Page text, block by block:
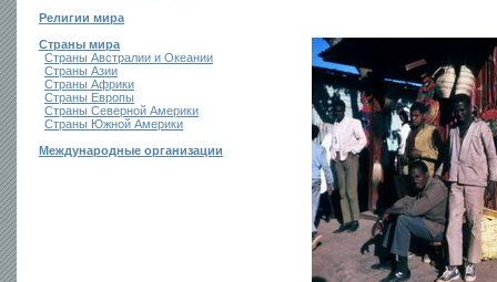
Религии мира
Страны мира
Страны Австралии и Океании
Страны Азии
Страны Африки
Страны Европы
Страны Северной Америки
Страны Южной Америки
Международные организации